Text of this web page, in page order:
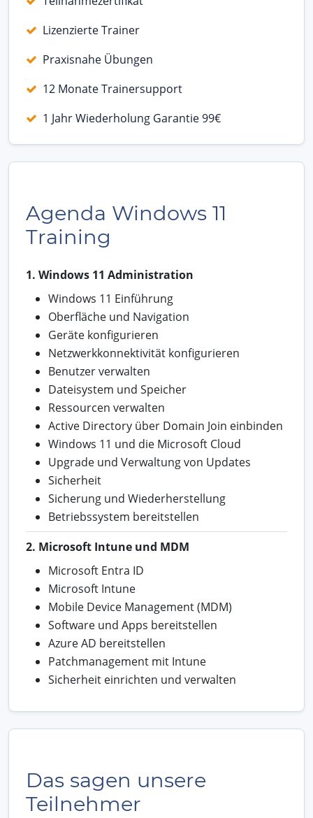
Lizenzierte Trainer
Praxisnahe Übungen
12 Monate Trainersupport
1 Jahr Wiederholung Garantie 99€
Agenda Windows 11
Training
1. Windows 11 Administration
Windows 11 Einführung
Oberfläche und Navigation
Geräte konfigurieren
Netzwerkkonnektivität konfigurieren
Benutzer verwalten
Dateisystem und Speicher
Ressourcen verwalten
Active Directory über Domain Join einbinden
Windows 11 und die Microsoft Cloud
Upgrade und Verwaltung von Updates
Sicherheit
Sicherung und Wiederherstellung
Betriebssystem bereitstellen
2. Microsoft Intune und MDM
Microsoft Entra ID
Microsoft Intune
Mobile Device Management (MDM)
Software und Apps bereitstellen
Azure AD bereitstellen
Patchmanagement mit Intune
Sicherheit einrichten und verwalten
Das sagen unsere
Teilnehmer